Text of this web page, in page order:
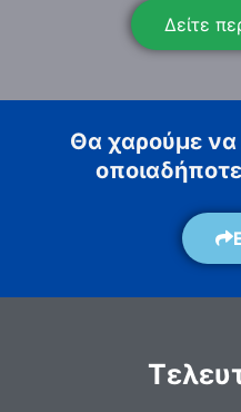
Δείτε
Θα χαρούμε